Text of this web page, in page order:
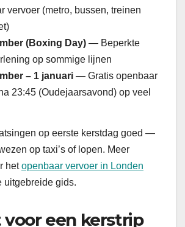
vervoer (metro, bussen, treinen
(Boxing Day) — Beperkte
op sommige lijnen
– 1 januari — Gratis openbaar
23:45 (Oudejaarsavond) op veel
op eerste kerstdag goed —
op taxi’s of lopen. Meer
hetopenbaar vervoer in Londen
uitgebreide gids.
een kerstrip